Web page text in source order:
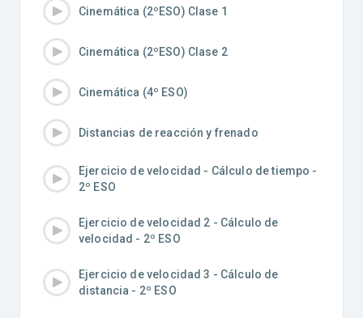
Cinemática (2ºESO) Clase 1
Cinemática (2ºESO) Clase 2
Cinemática (4º ESO)
Distancias de reacción y frenado
Ejercicio de velocidad - Cálculo de tiempo -
2º ESO
Ejercicio de velocidad 2 - Cálculo de
velocidad - 2º ESO
Ejercicio de velocidad 3 - Cálculo de
distancia - 2º ESO